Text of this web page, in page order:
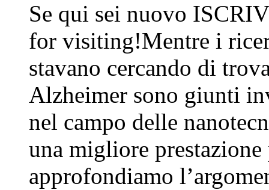
Se qui sei nuovo
for visiting!Mentre i
stavano cercando di
Alzheimer sono giunti
nel campo delle
una migliore
approfondiamo